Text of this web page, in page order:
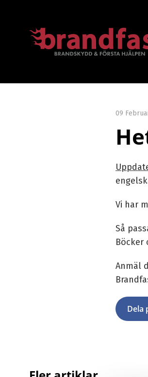
09
Vi har
Så
Böcker
Anmäl
Dela